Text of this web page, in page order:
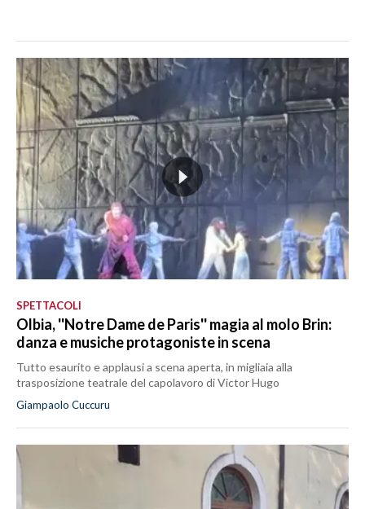
SPETTACOLI
Olbia, ''Notre Dame de Paris'' magia al molo Brin:
danza e musiche protagoniste in scena
Tutto esaurito e applausi a scena aperta, in migliaia alla
trasposizione teatrale del capolavoro di Victor Hugo
Giampaolo Cuccuru